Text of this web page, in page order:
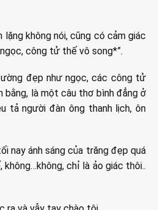
lặng không nói, cũng có cảm giác
công tử thế vô song*”.
đẹp như ngọc, các công tử
bằng, là một câu thơ bình đẳng ở
tả người đàn ông thanh lịch, ôn
nay ánh sáng của trăng đẹp quá
chỉ là ảo giác thôi..